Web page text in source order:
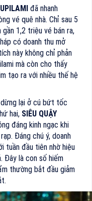
đã nhanh
vé quê nhà. Chỉ sau 5
gần 1,2 triệu vé bán ra,
có doanh thu mở
này không chỉ phản
mà còn cho thấy
tạo ra với nhiều thế hệ
dừng lại ở cú bứt tốc
hai, SIÊU QUẬY
đáng kinh ngạc khi
Đáng chú ý, doanh
tuần đầu tiên nhờ hiệu
Đây là con số hiếm
thường bắt đầu giảm